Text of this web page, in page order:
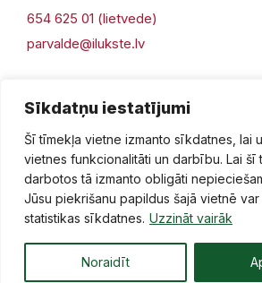
Sīkdatņu iestatījumi
Šī tīmekļa vietne izmanto sīkdatnes, lai
vietnes funkcionalitāti un darbību. Lai šī
darbotos tā izmanto obligāti
Jūsu piekrišanu papildus šajā vietnē var
statistikas sīkdatnes. Uzzināt vairāk
Noraidīt
654 625 01 (lietvede)
parvalde@ilukste.lv
Privātuma politika Piekļūstamība
© 2026 Ilūkste, publicētā satura visas